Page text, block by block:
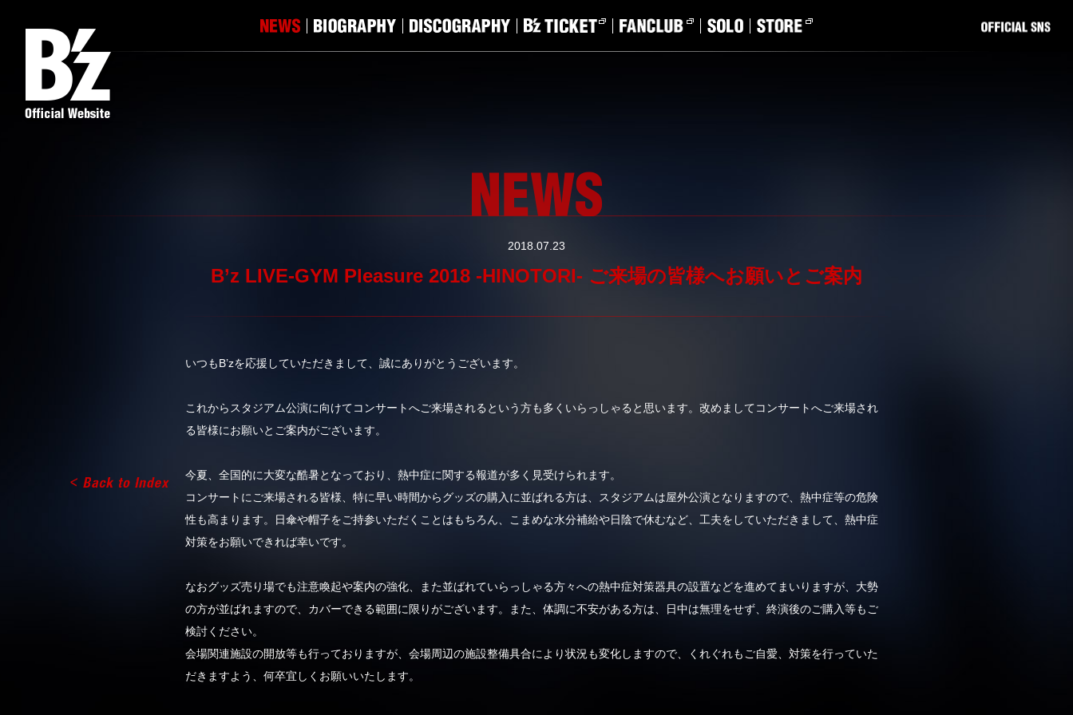
2018.07.23
B’z LIVE-GYM Pleasure 2018 -HINOTORI- ご来場の皆様へお願いとご案内
いつもB’zを応援していただきまして、誠にありがとうございます。
これからスタジアム公演に向けてコンサートへご来場されるという方も多くいらっしゃると思います。改めましてコンサートへご来場され
る皆様にお願いとご案内がございます。
今夏、全国的に大変な酷暑となっており、熱中症に関する報道が多く見受けられます。
コンサートにご来場される皆様、特に早い時間からグッズの購入に並ばれる方は、スタジアムは屋外公演となりますので、熱中症等の危険
性も高まります。日傘や帽子をご持参いただくことはもちろん、こまめな水分補給や日陰で休むなど、工夫をしていただきまして、熱中症
対策をお願いできれば幸いです。
なおグッズ売り場でも注意喚起や案内の強化、また並ばれていらっしゃる方々への熱中症対策器具の設置などを進めてまいりますが、大勢
の方が並ばれますので、カバーできる範囲に限りがございます。また、体調に不安がある方は、日中は無理をせず、終演後のご購入等もご
検討ください。
会場関連施設の開放等も行っておりますが、会場周辺の施設整備具合により状況も変化しますので、くれぐれもご自愛、対策を行っていた
だきますよう、何卒宜しくお願いいたします。